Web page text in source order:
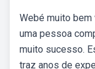
Webé muito
uma pessoa
muito sucesso.
traz anos de